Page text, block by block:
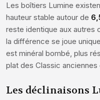
Les boîtiers Lumine
hauteur stable autour de
reste identique aux autres
la différence se joue
est minéral bombé, plus
plat des Classic anciennes
Les déclinaisons